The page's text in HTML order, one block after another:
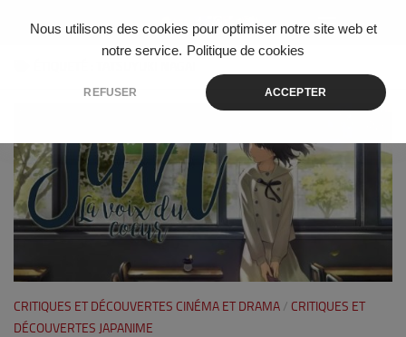
Nous utilisons des cookies pour optimiser notre site web et
notre service. Politique de cookies
REFUSER ACCEPTER
Skip to content
CRITIQUES ET DÉCOUVERTES CINÉMA ET DRAMA / CRITIQUES ET
DÉCOUVERTES JAPANIME